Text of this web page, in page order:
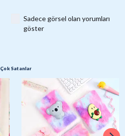
Sadece görsel olan yorumları
göster
Çok Satanlar